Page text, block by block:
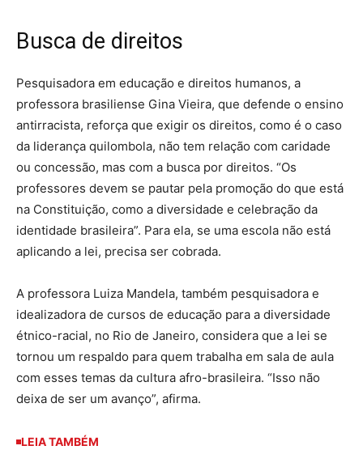
Busca de direitos
Pesquisadora em educação e direitos humanos, a
professora brasiliense Gina Vieira, que defende o ensino
antirracista, reforça que exigir os direitos, como é o caso
da liderança quilombola, não tem relação com caridade
ou concessão, mas com a busca por direitos. “Os
professores devem se pautar pela promoção do que está
na Constituição, como a diversidade e celebração da
identidade brasileira”. Para ela, se uma escola não está
aplicando a lei, precisa ser cobrada.
A professora Luiza Mandela, também pesquisadora e
idealizadora de cursos de educação para a diversidade
étnico-racial, no Rio de Janeiro, considera que a lei se
tornou um respaldo para quem trabalha em sala de aula
com esses temas da cultura afro-brasileira. “Isso não
deixa de ser um avanço”, afirma.
LEIA TAMBÉM